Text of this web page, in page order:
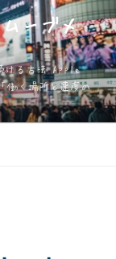
ムーブメ
ける方法 Apple
働く場所と速度の